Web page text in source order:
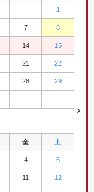
1
7 8
14 15
21 22
28 29
金 土
4 5
11 12